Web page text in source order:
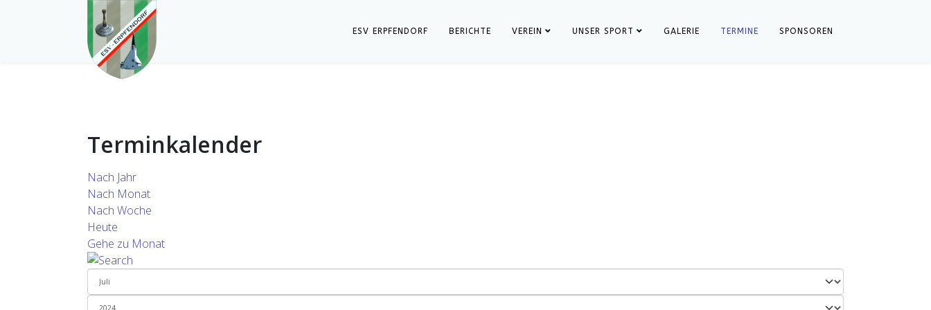
ESV ERPFENDORF BERICHTE VEREIN UNSER SPORT GALERIE TERMINE SPONSOREN
Terminkalender
Nach Jahr
Nach Monat
Nach Woche
Heute
Gehe zu Monat